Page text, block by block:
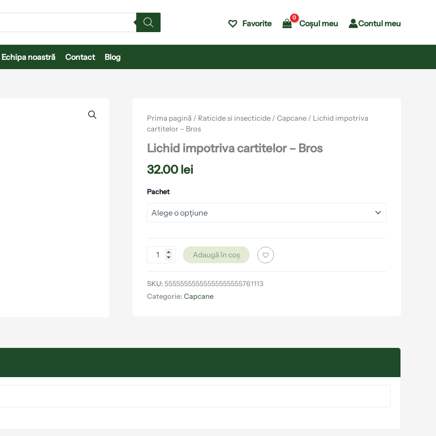
Favorite Coșul meu Contul meu
Echipa noastră Contact Blog
Prima pagină / Raticide si insecticide / Capcane / Lichid impotriva
cartitelor – Bros
Lichid impotriva cartitelor – Bros
32.00 lei
Pachet
impotriva
cartitelor
-
Bros
Adaugă în coș
SKU: 55555555555555555555761113
Categorie: Capcane